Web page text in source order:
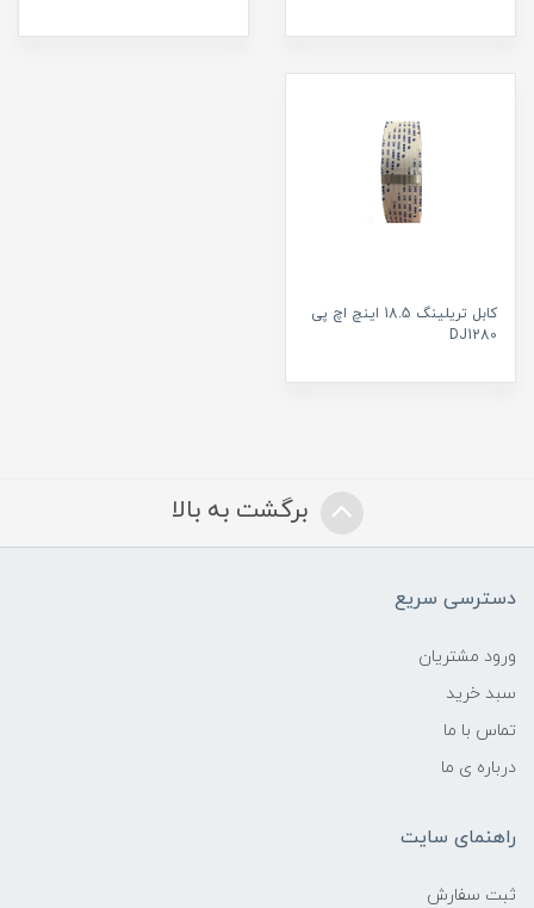
کابل تریلینگ 18.5 اینچ اچ پی
DJ1280
برگشت به بالا
دسترسی سریع
ورود مشتریان
سبد خرید
تماس با ما
درباره ی ما
راهنمای سایت
ثبت سفارش